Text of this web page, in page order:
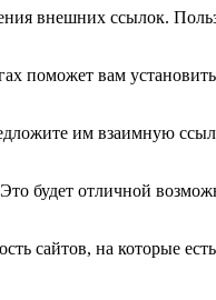
внешних ссылок.
поможет вам
им взаимную
будет отличной
сайтов, на которые